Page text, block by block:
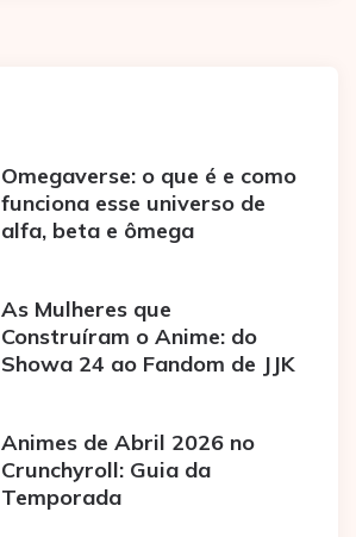
Omegaverse: o que é e como
funciona esse universo de
alfa, beta e ômega
As Mulheres que
Construíram o Anime: do
Showa 24 ao Fandom de JJK
Animes de Abril 2026 no
Crunchyroll: Guia da
Temporada